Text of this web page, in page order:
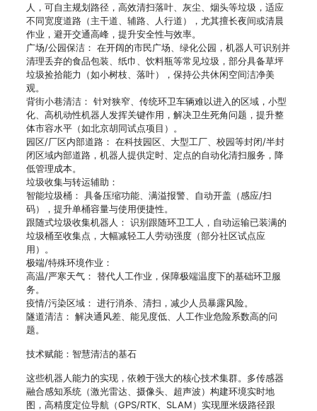
人，可自主规划路径，高效清扫落叶、灰尘、烟头等垃圾，适应
不同宽度道路（主干道、辅路、人行道），尤其擅长夜间或清晨
作业，避开交通高峰，提升安全性与效率。
广场/公园保洁： 在开阔的市民广场、绿化公园，机器人可识别并
清理丢弃的食品包装、纸巾、饮料瓶等常见垃圾，部分具备草坪
垃圾捡拾能力（如小树枝、落叶），保持公共休闲空间洁净美
观。
背街小巷清洁： 针对狭窄、传统环卫车辆难以进入的区域，小型
化、高机动性机器人发挥关键作用，解决卫生死角问题，提升整
体市容水平（如北京胡同试点项目）。
园区/厂区内部道路： 在科技园区、大型工厂、校园等封闭/半封
闭区域内部道路，机器人提供定时、定点的自动化清扫服务，降
低管理成本。
垃圾收集与转运辅助：
智能垃圾桶： 具备压缩功能、满溢报警、自动开盖（感应/扫
码），提升单桶容量与使用便捷性。
跟随式垃圾收集机器人： 识别跟随环卫工人，自动运输已装满的
垃圾桶至收集点，大幅减轻工人劳动强度（部分社区试点应
用）。
极端/特殊环境作业：
高温/严寒天气： 替代人工作业，保障极端温度下的基础环卫服
务。
疫情/污染区域： 进行消杀、清扫，减少人员暴露风险。
隧道清洁： 解决通风差、能见度低、人工作业危险系数高的问
题。
技术赋能：智慧清洁的基石
这些机器人能力的实现，依赖于强大的核心技术集群。多传感器
融合感知系统（激光雷达、摄像头、超声波）构建环境实时地
图，高精度定位导航（GPS/RTK、SLAM）实现厘米级路径跟